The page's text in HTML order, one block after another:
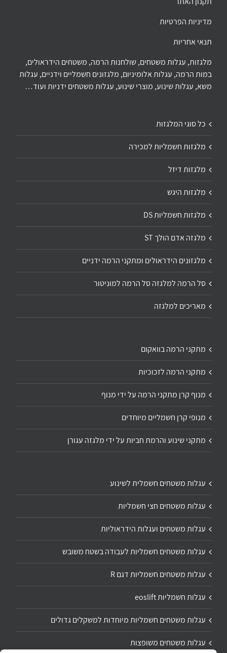
מדיניות הפרטיות
תנאי אחריות
מלגזות, עגלות משטחים, שולחנות הרמה, משטחים הידראולים,
במות הרמה, עגלות אלומיניום, מלגזונים חשמליים וידניים, עגלות
משא, עגלות שינוע, מוצרי שינוע, עגלות משטחים ידניות ועוד…
כל סוגי המלגזות
מלגזות חשמליות למכירה
מלגזות דיזל
מלגזות היגש
מלגזות חשמליות DS
מלגזה אדם הולך ST
מלגזונים הידראולים ומתקני הרמה ידניים
סל הרמה למלגזה סל הרמה למוניטור
מאריכים למלגזה
מתקני הרמה בוואקום
מתקני הרמה לזכוכיות
מנוף קרן מתקני הרמה על ידי מנוף
מנופי קרן חשמליים מיוחדים
מתקני שינוע והרמת חביות על ידי מלגזה עגורן
עגלות משטחים חשמלית לשינוע
עגלות משטחים חצי חשמליות
עגלות משטחים ועגלות הידראוליות
עגלות משטחים חשמליות לעבודה בשטח משובש
עגלות משטחים חשמליות דגם R
עגלות חשמליות eoslift
עגלות משטחים חשמליות מיוחדות למשקלים גדולים
עגלות משטחים משופצות